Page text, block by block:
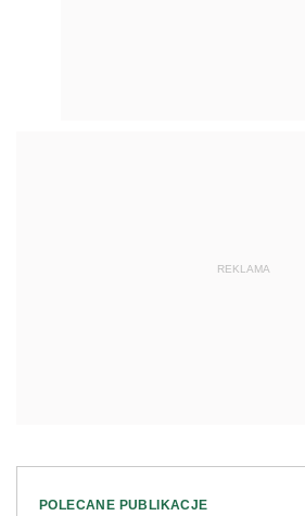
REKLAMA
POLECANE PUBLIKACJE